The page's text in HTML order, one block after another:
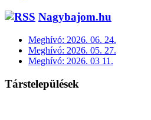
Nagybajom.hu
Meghívó: 2026. 06. 24.
Meghívó: 2026. 05. 27.
Meghívó: 2026. 03 11.
Társtelepülések